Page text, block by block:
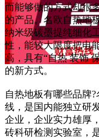
而能够做的方式却很
的产品。名欧自热地
纳米级碳墨提纯细化
性，能较大限度把电
高，具有“自热 装饰
的新方式。
自热地板有哪些品牌
线，是国内能独立研
企业，企业实力雄厚
砖科研检测实验室，